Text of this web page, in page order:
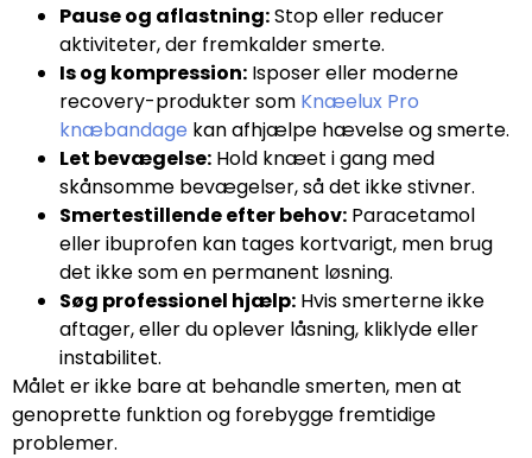
Pause og aflastning:Stop eller reducer
aktiviteter, der fremkalder smerte.
Is og kompression: Isposer eller moderne
recovery-produkter som Knæelux Pro
knæbandage kan afhjælpe hævelse og smerte.
Let bevægelse: Hold knæet i gang med
skånsomme bevægelser, så det ikke stivner.
Smertestillende efter behov: Paracetamol
eller ibuprofen kan tages kortvarigt, men brug
det ikke som en permanent løsning.
Søg professionel hjælp: Hvis smerterne ikke
aftager, eller du oplever låsning, kliklyde eller
instabilitet.
Målet er ikke bare at behandle smerten, men at
genoprette funktion og forebygge fremtidige
problemer.